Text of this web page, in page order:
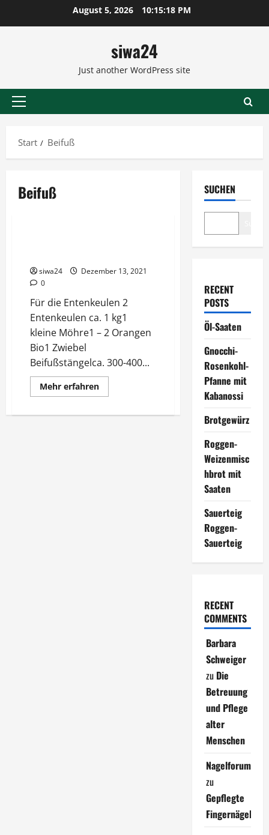
August 5, 2026 10:15:18 PM
siwa24
Just another WordPress site
Primäres
Start
Beifuß
Beifuß
siwa24
Dezember 13, 2021
0
Für die Entenkeulen 2
Entenkeulen ca. 1 kg1
kleine Möhre1 – 2 Orangen
Bio1 Zwiebel
Beifußstängelca. 300-400...
Mehr erfahrenMehr
Informationen
mit
SUCHEN
RECENT
POSTS
Öl-Saaten
Gnocchi-
Rosenkohl-
Pfanne mit
Kabanossi
Brotgewürz
Roggen-
Weizenmisc
hbrot mit
Saaten
Sauerteig
Roggen-
Sauerteig
RECENT
COMMENTS
Barbara
Schweiger
zu Die
Betreuung
und Pflege
alter
Menschen
Nagelforum
zu
Gepflegte
Fingernägel